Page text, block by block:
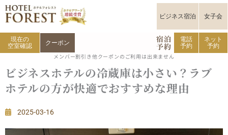
内
容
ビジネス宿泊 女子会
現在の
空室確認
クーポン 宿泊
予約
電話
予約
ネット
予約
メンバー割引き他クーポンのご利用は出来ません
ビジネスホテルの冷蔵庫は小さい？ラブ
ホテルの方が快適でおすすめな理由
2025-03-16